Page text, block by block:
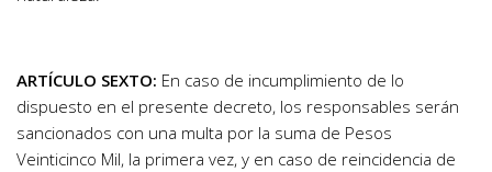
ARTÍCULO SEXTO: En caso de incumplimiento de lo
dispuesto en el presente decreto, los responsables serán
sancionados con una multa por la suma de Pesos
Veinticinco Mil, la primera vez, y en caso de reincidencia de